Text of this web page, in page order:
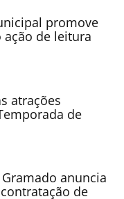
promove
ação de leitura
atrações
de
anuncia
de